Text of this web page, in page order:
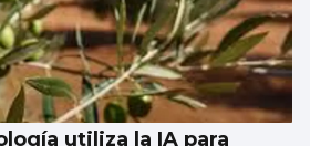
utiliza la IA para